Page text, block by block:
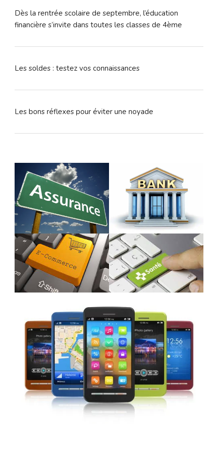
Dès la rentrée scolaire de septembre, l’éducation
financière s’invite dans toutes les classes de 4ème
Les soldes : testez vos connaissances
Les bons réflexes pour éviter une noyade